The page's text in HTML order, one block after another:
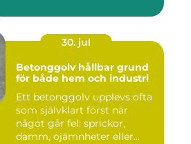
30. jul
Betonggolv hållbar grund
för både hem och industri
Ett betonggolv upplevs ofta
som självklart först när
något går fel: sprickor,
damm, ojämnheter eller...